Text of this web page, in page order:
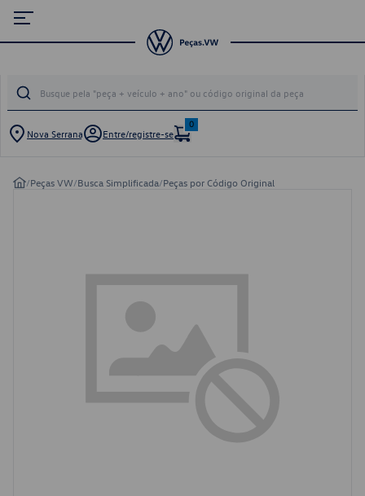
Nova Serrana Entre/registre-se
0
/Peças VW/Busca Simplificada/Peças por Código Original